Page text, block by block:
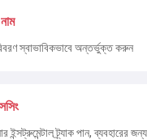
স্বাভাবিকভাবে অন্তর্ভুক্ত করুন
ইন্সট্রুমেন্টাল ট্র্যাক পান, ব্যবহারের